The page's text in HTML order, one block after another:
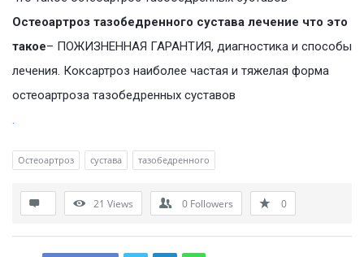
Остеоартроз тазобедренного сустава лечение что это
такое– ПОЖИЗНЕННАЯ ГАРАНТИЯ, диагностика и способы
лечения. Коксартроз наиболее частая и тяжелая форма
остеоартроза тазобедренных суставов
.
Остеоартроз сустава тазобедренного
21 Views 0 Followers 0